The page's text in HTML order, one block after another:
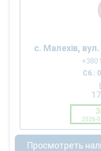
с. Малехів,
+380
Сб.:
2026-
Просмотреть